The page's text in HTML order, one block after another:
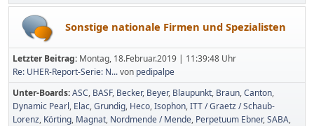
Sonstige nationale Firmen und Spezialisten
Letzter Beitrag: Montag, 18.Februar.2019 | 11:39:48 Uhr
Re: UHER-Report-Serie: N...von pedipalpe
Unter-Boards ASC BASF Becker Beyer Blaupunkt Braun Canton
Dynamic Pearl Elac Grundig Heco Isophon ITT / Graetz / Schaub-
Lorenz Körting Magnat Nordmende / Mende Perpetuum Ebner SABA